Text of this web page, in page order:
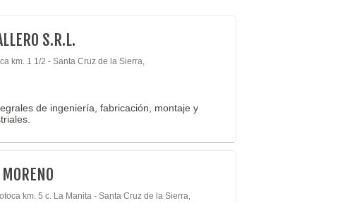
S.R.L.
km. 1 1/2 - Santa Cruz de la Sierra,
de ingeniería, fabricación, montaje y
km. 5 c. La Manita - Santa Cruz de la Sierra,